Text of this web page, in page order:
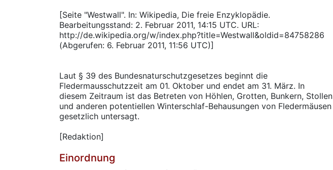
[Seite "Westwall". In: Wikipedia, Die freie Enzyklopädie.
Bearbeitungsstand: 2. Februar 2011, 14:15 UTC. URL:
http://de.wikipedia.org/w/index.php?title=Westwall&oldid=84758286
(Abgerufen: 6. Februar 2011, 11:56 UTC)]
Laut § 39 des Bundesnaturschutzgesetzes beginnt die
Fledermausschutzzeit am 01. Oktober und endet am 31. März. In
diesem Zeitraum ist das Betreten von Höhlen, Grotten, Bunkern, Stollen
und anderen potentiellen Winterschlaf-Behausungen von Fledermäusen
gesetzlich untersagt.
[Redaktion]
Einordnung